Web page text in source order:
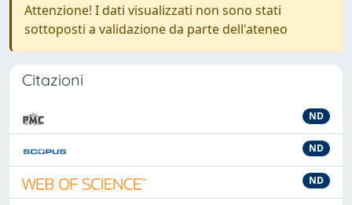
Attenzione! I dati visualizzati non sono stati
sottoposti a validazione da parte dell'ateneo
Citazioni
ND
ND
ND